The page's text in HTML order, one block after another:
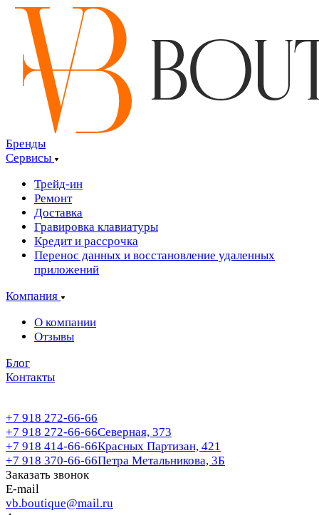
Бренды
Сервисы
Трейд-ин
Ремонт
Доставка
Гравировка клавиатуры
Кредит и рассрочка
Перенос данных и восстановление удаленных
приложений
Компания
О компании
Отзывы
Блог
Контакты
+7 918 272-66-66
+7 918 272-66-66Северная, 373
+7 918 414-66-66Красных Партизан, 421
+7 918 370-66-66Петра Метальникова, 3Б
Заказать звонок
E-mail
vb.boutique@mail.ru